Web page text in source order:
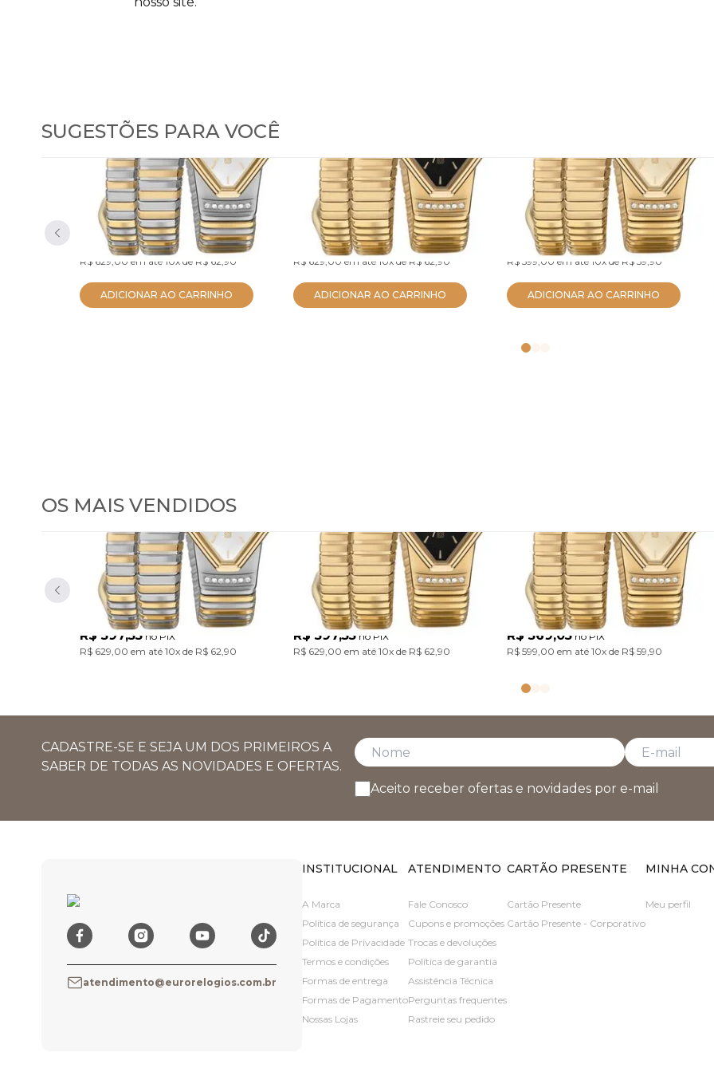
SUGESTÕES PARA VOCÊ
Relógio Euro Feminino
Serpentes Bicolor
EU2035ZDL/5K
R$ 597,55no PIX
R$ 629,00 em até 10x de R$ 62,90
ADICIONAR AO CARRINHO
Relógio Euro Feminino
Serpentes Dourado
EU2035ZDM/5P
R$ 597,55no PIX
R$ 629,00 em até 10x de R$ 62,90
ADICIONAR AO CARRINHO
Relógio Euro Feminino
Serpentes Dourado
EU2035ZDM/5D
R$ 569,05no PIX
R$ 599,00 em até 10x de R$ 59,90
ADICIONAR AO CARRINHO
OS MAIS VENDIDOS
Relógio Euro Feminino
Serpentes Bicolor
EU2035ZDL/5K
R$ 597,55 no PIX
R$ 629,00 em até 10x de R$ 62,90
Relógio Euro Feminino
Serpentes Dourado
EU2035ZDM/5P
R$ 597,55 no PIX
R$ 629,00 em até 10x de R$ 62,90
Relógio Euro Feminino
Serpentes Dourado
EU2035ZDM/5D
R$ 569,05 no PIX
R$ 599,00 em até 10x de R$ 59,90
CADASTRE-SE E SEJA UM DOS PRIMEIROS A
SABER DE TODAS AS NOVIDADES E OFERTAS.
Aceito receber ofertas e novidades por e-mail
atendimento@eurorelogios.com.br
INSTITUCIONAL
A Marca
Política de segurança
Política de Privacidade
Termos e condições
Formas de entrega
Formas de Pagamento
Nossas Lojas
ATENDIMENTO
Fale Conosco
Cupons e promoções
Trocas e devoluções
Política de garantia
Assistência Técnica
Perguntas frequentes
Rastreie seu pedido
CARTÃO PRESENTE
Cartão Presente
Cartão Presente - Corporativo
MINHA
Meu perfil